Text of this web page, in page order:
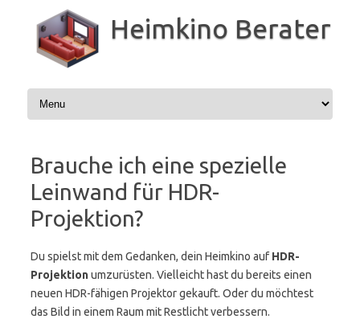
springen
Heimkino Berater
Brauche ich eine spezielle
Leinwand für HDR-
Projektion?
Du spielst mit dem Gedanken, dein Heimkino auf HDR-
Projektionumzurüsten. Vielleicht hast du bereits einen
neuen HDR-fähigen Projektor gekauft. Oder du möchtest
das Bild in einem Raum mit Restlicht verbessern.